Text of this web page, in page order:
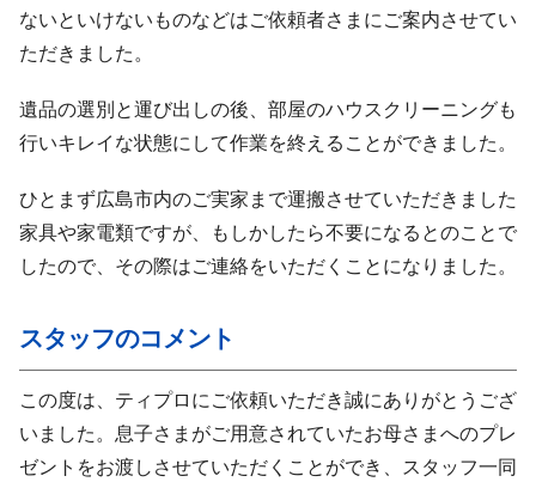
ないといけないものなどはご依頼者さまにご案内させてい
ただきました。
遺品の選別と運び出しの後、部屋のハウスクリーニングも
行いキレイな状態にして作業を終えることができました。
ひとまず広島市内のご実家まで運搬させていただきました
家具や家電類ですが、もしかしたら不要になるとのことで
したので、その際はご連絡をいただくことになりました。
スタッフのコメント
この度は、ティプロにご依頼いただき誠にありがとうござ
いました。息子さまがご用意されていたお母さまへのプレ
ゼントをお渡しさせていただくことができ、スタッフ一同